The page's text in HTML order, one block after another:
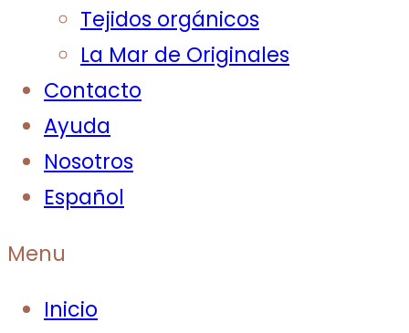
Tejidos orgánicos
La Mar de Originales
Contacto
Ayuda
Nosotros
Español
Menu
Inicio